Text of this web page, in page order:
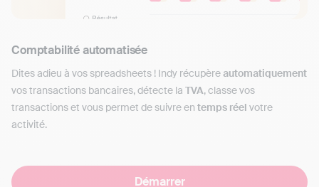
Comptabilité automatisée
Dites adieu à vos spreadsheets ! Indy récupèreautomatiquement
vos transactions bancaires, détecte la TVA, classe vos
transactions et vous permet de suivre en temps réel votre
activité.
Démarrer